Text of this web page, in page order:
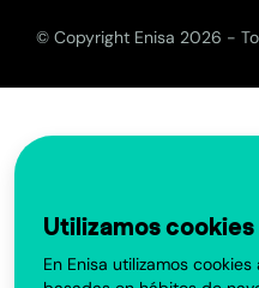
Utilizamos cookies
En Enisa utilizamos
© Copyright Enisa 2026 -